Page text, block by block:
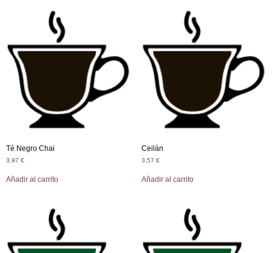
Té Negro Chai
3,97 €
Añadir al carrito
Ceilán
3,57 €
Añadir al carrito